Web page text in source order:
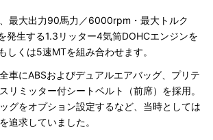
最大出力90馬力／6000rpm・最大トルク
生する1.3リッター4気筒DOHCエンジンを
しくは5速MTを組み合わせます。
車にABSおよびデュアルエアバッグ、プリテ
リミッター付シートベルト（前席）を採用。
グをオプション設定するなど、当時としては
追求していました。